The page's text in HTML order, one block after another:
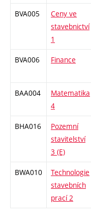
BVA005
Ceny ve
stavebnictví
1
BVA006 Finance
BAA004
Matematika
4
BHA016
Pozemní
stavitelství
3 (E)
BWA010
Technologie
stavebních
prací 2